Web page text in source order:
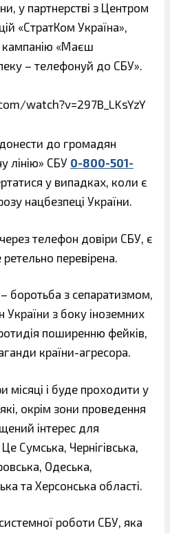
у партнерстві з Центром
«СтратКом Україна»,
кампанію «Маєш
– телефонуй до СБУ».
watch?v=297B_LKsYzY
до громадян
лінію» СБУ 0-800-501-
у випадках, коли є
нацбезпеці України.
телефон довіри СБУ, є
перевірена.
боротьба з сепаратизмом,
з боку іноземних
поширенню фейків,
країни-агресора.
місяці і буде проходити у
окрім зони проведення
інтерес для
Сумська, Чернігівська,
Одеська,
та Херсонська області.
роботи СБУ, яка